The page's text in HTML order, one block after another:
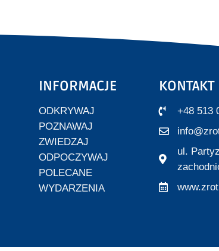
INFORMACJE
ODKRYWAJ
POZNAWAJ
ZWIEDZAJ
ODPOCZYWAJ
POLECANE
WYDARZENIA
KONTAKT
+48 513
ul.